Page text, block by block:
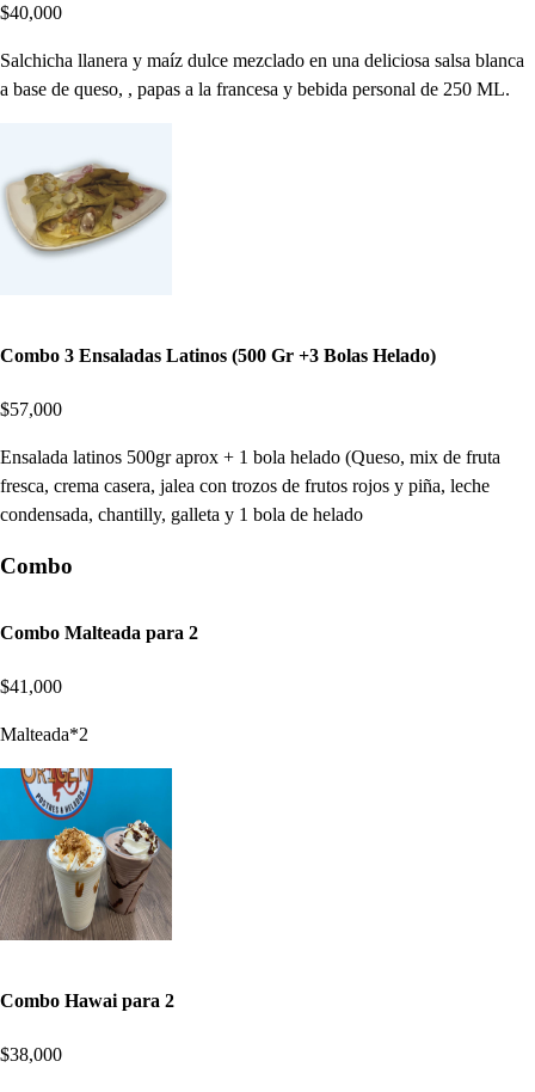
$40,000
Salchicha llanera y maíz dulce mezclado en una deliciosa salsa blanca
a base de queso, , papas a la francesa y bebida personal de 250 ML.
Combo 3 Ensaladas Latinos (500 Gr +3 Bolas Helado)
$57,000
Ensalada latinos 500gr aprox + 1 bola helado (Queso, mix de fruta
fresca, crema casera, jalea con trozos de frutos rojos y piña, leche
condensada, chantilly, galleta y 1 bola de helado
Combo
Combo Malteada para 2
$41,000
Malteada*2
Combo Hawai para 2
$38,000